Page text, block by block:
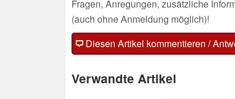
Fragen, Anregungen, zusätzliche
(auch ohne Anmeldung möglich)!
Diesen Artikel kommentieren /
Verwandte Artikel